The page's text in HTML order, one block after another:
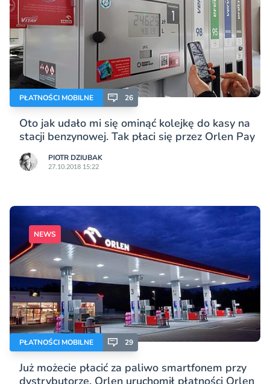
PŁATNOŚCI MOBILNE 26
Oto jak udało mi się ominąć kolejkę do kasy na
stacji benzynowej. Tak płaci się przez Orlen Pay
PIOTR DZIUBAK
27.10.2018 15:22
NEWS
PŁATNOŚCI MOBILNE 29
Już możecie płacić za paliwo smartfonem przy